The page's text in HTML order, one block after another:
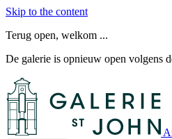
Skip to the content
Terug open, welkom ...
De galerie is opnieuw open volgens